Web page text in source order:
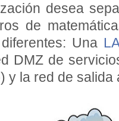
desea
de
Una
DMZ de
y la red de salida